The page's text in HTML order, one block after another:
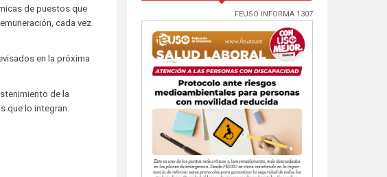
de puestos que
cada vez
en la próxima
de la
que lo integran.
FEUSO INFORMA 1307